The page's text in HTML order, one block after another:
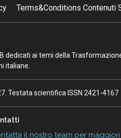
Terms&Conditions Contenuti
dedicati ai temi della
italiane.
Testata scientifica ISSN 2421-4167
il nostro team per